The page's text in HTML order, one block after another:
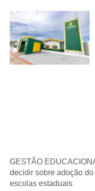
GESTÃO
decidir sobre adoção
escolas estaduais